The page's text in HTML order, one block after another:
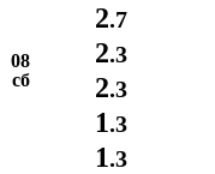
08
сб
2.7
2.3
2.3
1.3
1.3